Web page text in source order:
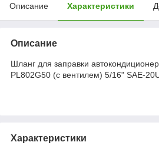
Описание Характеристики
Описание
Шланг для заправки
PL802G50 (с вентилем) 5/16" SAE-
Характеристики